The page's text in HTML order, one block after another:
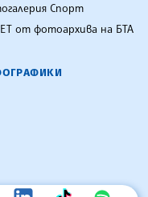
Спорт
от фотоархива на БТА